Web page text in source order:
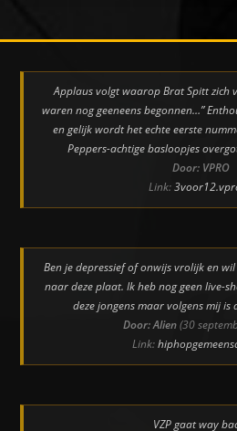
Applaus volgt waarop Brat Spitt zich
waren nog geeneens begonnen…”
en gelijk wordt het echte eerste
Peppers-achtige basloopjes
Door: VPRO
Link:
Ben je depressief of onwijs vrolijk en
naar deze plaat. Ik heb nog geen live-
deze jongens maar volgens mij is
Door: Alien(30
Link:
VZP gaat way